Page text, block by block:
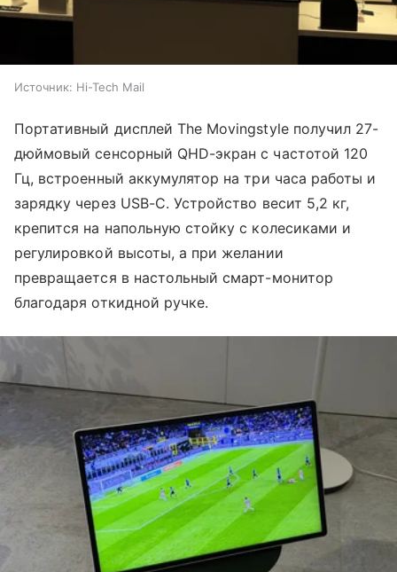
Источник: Hi-Tech Mail
Портативный дисплей The Movingstyle получил 27-
дюймовый сенсорный QHD-экран с частотой 120
Гц, встроенный аккумулятор на три часа работы и
зарядку через USB-C. Устройство весит 5,2 кг,
крепится на напольную стойку с колесиками и
регулировкой высоты, а при желании
превращается в настольный смарт-монитор
благодаря откидной ручке.